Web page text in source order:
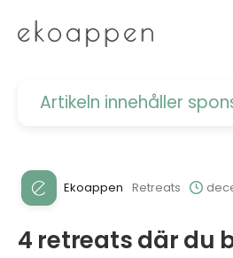
Artikeln innehåller
Ekoappen Retreats
4 retreats där du